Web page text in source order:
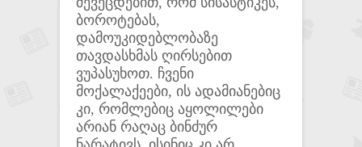
ბოროტებას,
დამოუკიდებლობაზე
თავდასხმას ღირსებით
ვუპასუხოთ. ჩვენი
მოქალაქეები, ის ადამიანებიც
კი, რომლებიც აყოლილები
არიან რაღაც ბინძურ